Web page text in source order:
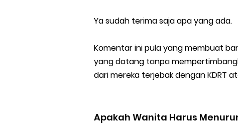
Ya sudah terima saja apa yang ada.
Komentar ini pula yang membuat
yang datang tanpa
dari mereka terjebak dengan KDRT
Apakah Wanita Harus